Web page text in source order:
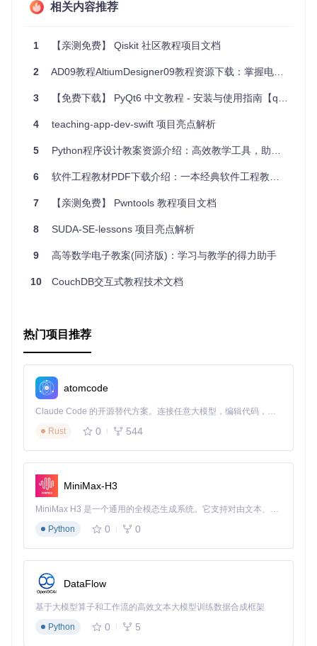
gui.py: 图形用户界面模块。
updater.py : 更新处理模块。
utils.py: 工具函数模块。
resources/: 资源文件目录，包含图标、样式文件等。
tests/: 测试文件目录，包含各个模块的测试文件。
LICENSE: 项目许可证文件。
2. 项目的启动文件介绍
main.py 是 FeedNotifier 项目的启动文件。它负责初始化应
用程序并启动主循环。以下是 main.py的主要功能：
from FeedNotifier import main
if __name__ == "__main__":
检查是否直接运行该脚本，如果是，则调用
函数并退出。
main.main()函数负责初始化配置、创建主窗口、启动通知
循环等。
3. 项目的配置文件介绍
FeedNotifier 使用 config.ini
tifier/config/目录下。以下是config.ini的主要内容
和配置项：
[General]
polling_interval = 60
popup_duration
=
10
popup_size
= 400
popup_position
popup_transparency = 0.8
popup_border_size
popup_border_color =
[Feeds]
feed1
相关内容推荐
1 【亲测免费】 Qiskit 社区教程项目文档
2 AD09教程AltiumDesigner09教程资源下载：掌握电子设计利器
3 【免费下载】 PyQt6 中文教程 - 安装与使用指南【qt教程】
4 teaching-app-dev-swift 项目亮点解析
5 Python程序设计教案资源介绍：高效教学工具，助力Python课程
6 软件工程教材PDF下载介绍：一本经典软件工程教材的便捷获取方式
7 【亲测免费】 Pwntools 教程项目文档
8 SUDA-SE-lessons 项目亮点解析
9 高等数学电子教案(同济版)：学习与教学的得力助手
10 CouchDB交互式教程技术文档
热门项目推荐
atomcode
Claude Code 的开源替代方案。连接任意大模型，编辑代码，运行命令，自动验证 — 全自动执行。用 Rust 构建，极致性能。 ｜ An open-source alternative to Claude Code. Connect any LLM, edit code, run commands, and verify changes — autonomously. Built in Rust for speed. Get Started
Rust
0 544
MiniMax-H3
MiniMax H3 是一个通用的全模态生成系统。它支持对由文本、图像、视频和音频组成的多模态上下文进行统一理解，并能生成分辨率高达 2K、时长可达 15 秒的带原生立体声音频的视频。得益于面向任务泛化的系统设计，H3 在预训练阶段就已具备广泛的多模态上下文理解与生成能力，能够出色地执行复杂的多模态指令。
Python
0 0
DataFlow
基于大模型算子和工作流的高效文本大模型训练数据合成框架
Python
0 5